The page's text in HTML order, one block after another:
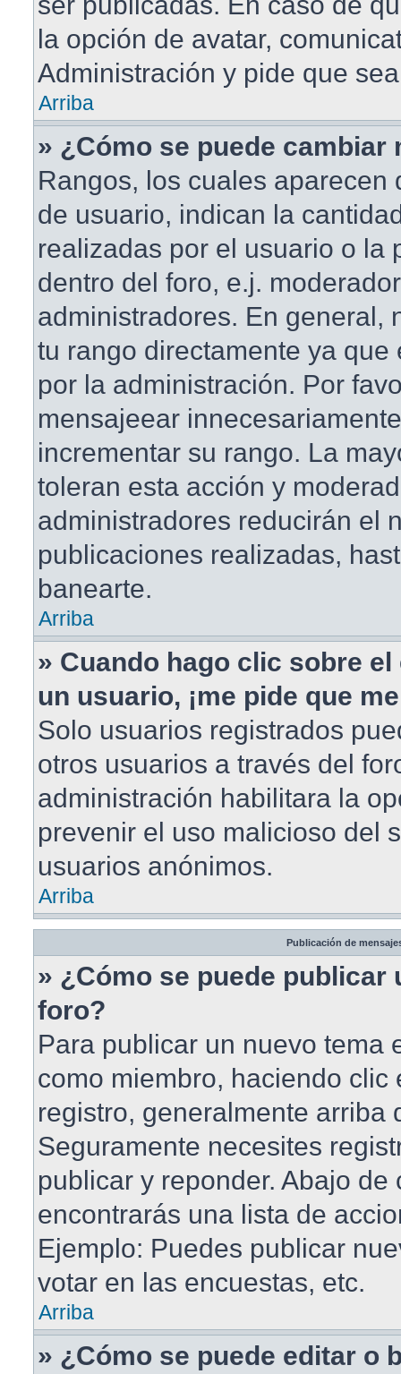
la opción de avatar,
Administración y pide que
Arriba
» ¿Cómo se puede cambiar
Rangos, los cuales aparecen
de usuario, indican la
realizadas por el usuario o la
dentro del foro, e.j.
administradores. En general,
tu rango directamente ya que
por la administración. Por
mensajeear
incrementar su rango. La
toleran esta acción y
administradores reducirán el
publicaciones realizadas,
banearte.
Arriba
» Cuando hago clic sobre
un usuario, ¡me pide que
Solo usuarios registrados
otros usuarios a través del
administración habilitara la
prevenir el uso malicioso del
usuarios anónimos.
Arriba
Publicación de
» ¿Cómo se puede publicar
foro?
Para publicar un nuevo tema
como miembro, haciendo clic
registro, generalmente arriba
Seguramente necesites
publicar y reponder. Abajo de
encontrarás una lista de
Ejemplo: Puedes publicar
votar en las encuestas, etc.
Arriba
» ¿Cómo se puede editar o